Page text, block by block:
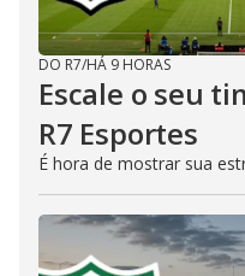
DO R7/HÁ 9 HORAS
Escale o seu
R7 Esportes
É hora de mostrar sua